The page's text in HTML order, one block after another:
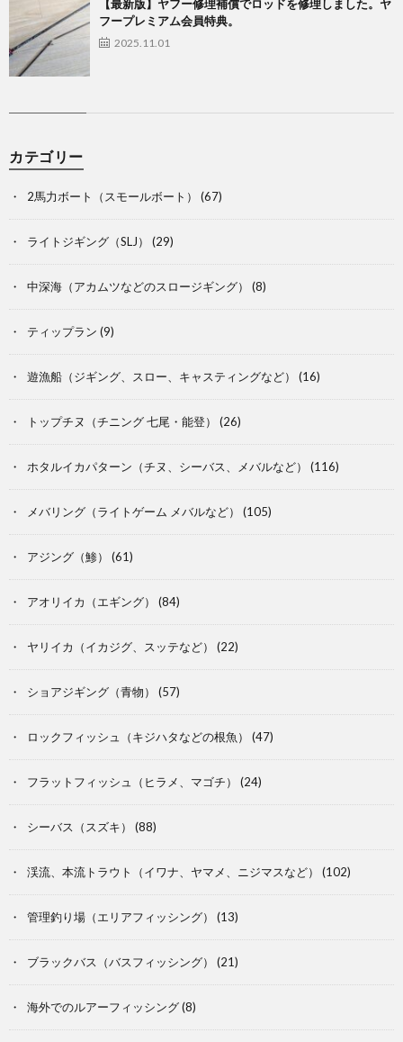
【最新版】ヤフー修理補償でロッドを修理しました。ヤ
フープレミアム会員特典。
2025.11.01
カテゴリー
2馬力ボート（スモールボート） (67)
ライトジギング（SLJ） (29)
中深海（アカムツなどのスロージギング） (8)
ティップラン (9)
遊漁船（ジギング、スロー、キャスティングなど） (16)
トップチヌ（チニング 七尾・能登） (26)
ホタルイカパターン（チヌ、シーバス、メバルなど） (116)
メバリング（ライトゲーム メバルなど） (105)
アジング（鯵） (61)
アオリイカ（エギング） (84)
ヤリイカ（イカジグ、スッテなど） (22)
ショアジギング（青物） (57)
ロックフィッシュ（キジハタなどの根魚） (47)
フラットフィッシュ（ヒラメ、マゴチ） (24)
シーバス（スズキ） (88)
渓流、本流トラウト（イワナ、ヤマメ、ニジマスなど） (102)
管理釣り場（エリアフィッシング） (13)
ブラックバス（バスフィッシング） (21)
海外でのルアーフィッシング(8)